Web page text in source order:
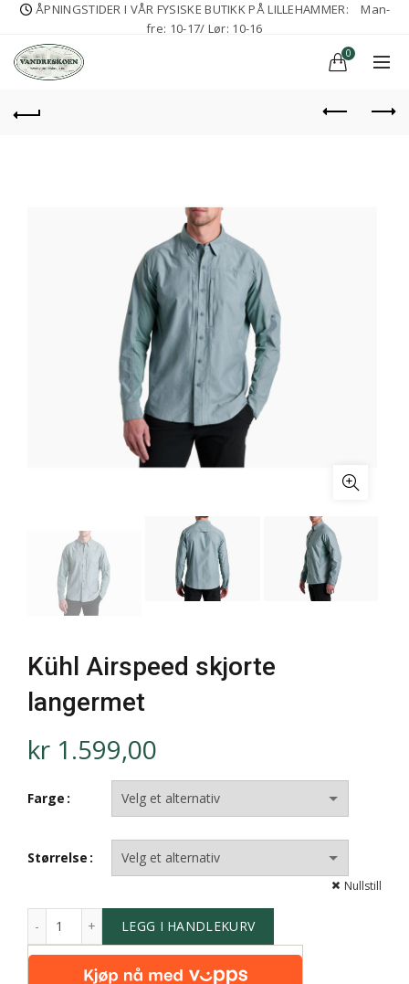
ÅPNINGSTIDER I VÅR FYSISKE BUTIKK PÅ LILLEHAMMER:
Man-
fre: 10-17/ Lør: 10-16
0
Kühl Airspeed skjorte
langermet
kr 1.599,00
Farge
Størrelse
Nullstill
LEGG I HANDLEKURV